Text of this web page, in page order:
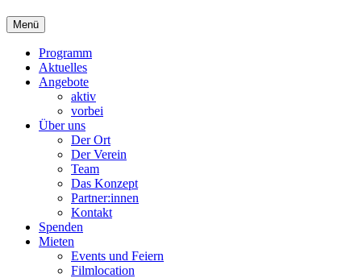
Menü
Programm
Aktuelles
Angebote
aktiv
vorbei
Über uns
Der Ort
Der Verein
Team
Das Konzept
Partner:innen
Kontakt
Spenden
Mieten
Events und Feiern
Filmlocation